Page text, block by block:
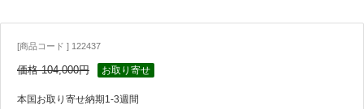
[商品コード ] 122437
価格 104,000円 お取り寄せ
本国お取り寄せ納期1-3週間